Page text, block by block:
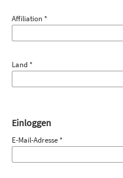
Affiliation *
Land *
Einloggen
E-Mail-Adresse *